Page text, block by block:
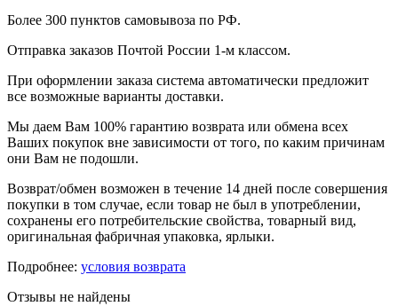
Более 300 пунктов самовывоза по РФ.
Отправка заказов Почтой России 1-м классом.
При оформлении заказа система автоматически предложит
все возможные варианты доставки.
Мы даем Вам 100% гарантию возврата или обмена всех
Ваших покупок вне зависимости от того, по каким причинам
они Вам не подошли.
Возврат/обмен возможен в течение 14 дней после совершения
покупки в том случае, если товар не был в употреблении,
сохранены его потребительские свойства, товарный вид,
оригинальная фабричная упаковка, ярлыки.
Подробнее: условия возврата
Отзывы не найдены